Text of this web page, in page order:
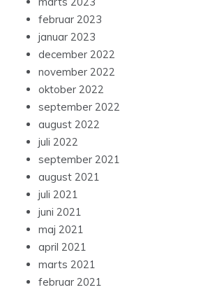
februar 2023
januar 2023
december 2022
november 2022
oktober 2022
september 2022
august 2022
juli 2022
september 2021
august 2021
juli 2021
juni 2021
maj 2021
april 2021
marts 2021
februar 2021